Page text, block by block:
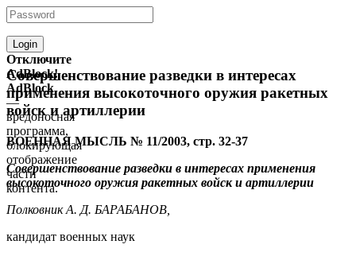
Отключите
AdBlock!
AdBlock
—
вредоносная
программа,
блокирующая
отображение
части
контента.
Совершенствование разведки в интересах
применения высокоточного оружия ракетных
войск и артиллерии
ВОЕННАЯ МЫСЛЬ № 11/2003, стр. 32-37
Совершенствование разведки в интересах применения
высокоточного оружия ракетных войск и артиллерии
Полковник А. Д. БАРАБАНОВ,
кандидат военных наук